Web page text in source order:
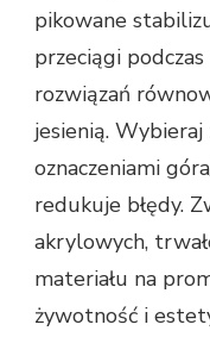
pikowane
przeciągi podczas
rozwiązań
jesienią.
oznaczeniami
redukuje błędy.
akrylowych,
materiału na
żywotność i